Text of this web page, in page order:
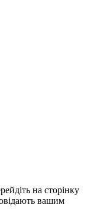
на сторінку
вашим